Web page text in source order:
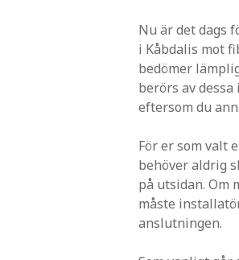
Nu är det dags
i Kåbdalis mot
bedömer
berörs av
eftersom du
För er som valt
behöver aldrig
på utsidan. Om
måste
anslutningen.